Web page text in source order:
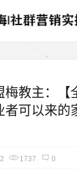
梅教主：【
者可以来的
2 1737 0